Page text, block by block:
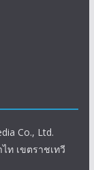
Co., Ltd.
ท เขตราชเทวี